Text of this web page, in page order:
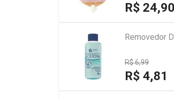
R$ 24,90
Removedor
R$ 6,99
R$ 4,81